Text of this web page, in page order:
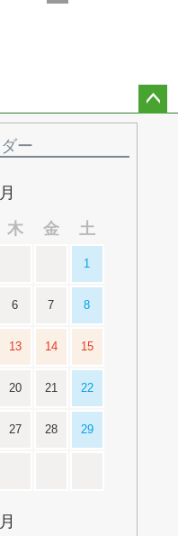
ー
木 金 土
1
6 7 8
13 14 15
20 21 22
27 28 29